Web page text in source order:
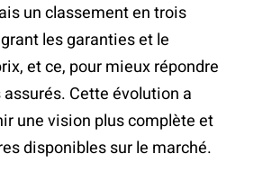
un classement en trois
les garanties et le
et ce, pour mieux répondre
Cette évolution a
une vision plus complète et
disponibles sur le marché.